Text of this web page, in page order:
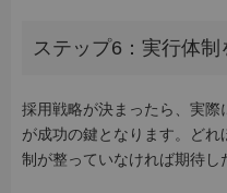
ステップ6：実行体
採用戦略が決まったら、実際
が成功の鍵となります。ど
制が整っていなければ期待し